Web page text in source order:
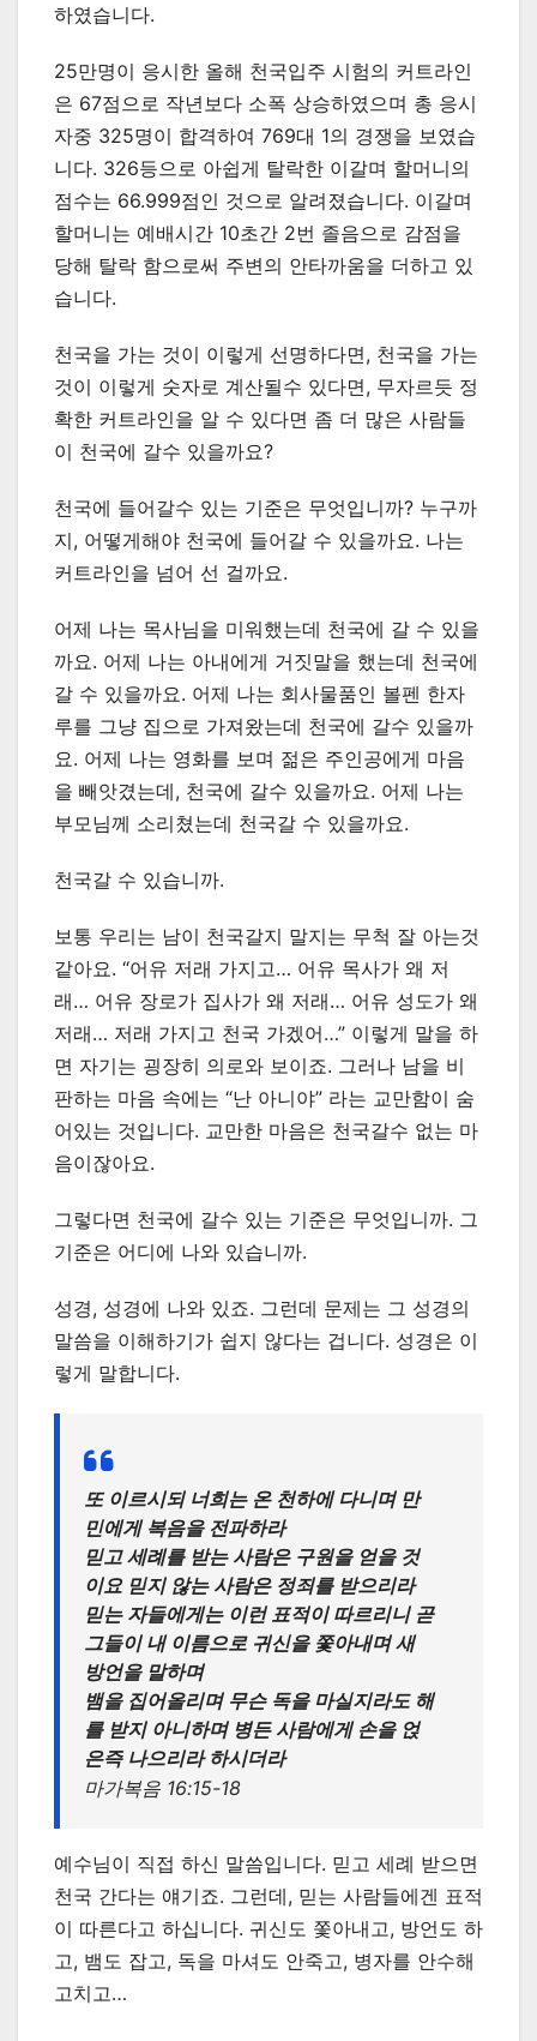
하였습니다.
25만명이 응시한 올해 천국입주 시험의 커트라인
은 67점으로 작년보다 소폭 상승하였으며 총 응시
자중 325명이 합격하여 769대 1의 경쟁을 보였습
니다. 326등으로 아쉽게 탈락한 이갈며 할머니의
점수는 66.999점인 것으로 알려졌습니다. 이갈며
할머니는 예배시간 10초간 2번 졸음으로 감점을
당해 탈락 함으로써 주변의 안타까움을 더하고 있
습니다.
천국을 가는 것이 이렇게 선명하다면, 천국을 가는
것이 이렇게 숫자로 계산될수 있다면, 무자르듯 정
확한 커트라인을 알 수 있다면 좀 더 많은 사람들
이 천국에 갈수 있을까요?
천국에 들어갈수 있는 기준은 무엇입니까? 누구까
지, 어떻게해야 천국에 들어갈 수 있을까요. 나는
커트라인을 넘어 선 걸까요.
어제 나는 목사님을 미워했는데 천국에 갈 수 있을
까요. 어제 나는 아내에게 거짓말을 했는데 천국에
갈 수 있을까요. 어제 나는 회사물품인 볼펜 한자
루를 그냥 집으로 가져왔는데 천국에 갈수 있을까
요. 어제 나는 영화를 보며 젊은 주인공에게 마음
을 빼앗겼는데, 천국에 갈수 있을까요. 어제 나는
부모님께 소리쳤는데 천국갈 수 있을까요.
천국갈 수 있습니까.
보통 우리는 남이 천국갈지 말지는 무척 잘 아는것
같아요. “어유 저래 가지고… 어유 목사가 왜 저
래… 어유 장로가 집사가 왜 저래… 어유 성도가 왜
저래… 저래 가지고 천국 가겠어…” 이렇게 말을 하
면 자기는 굉장히 의로와 보이죠. 그러나 남을 비
판하는 마음 속에는 “난 아니야” 라는 교만함이 숨
어있는 것입니다. 교만한 마음은 천국갈수 없는 마
음이잖아요.
그렇다면 천국에 갈수 있는 기준은 무엇입니까. 그
기준은 어디에 나와 있습니까.
성경, 성경에 나와 있죠. 그런데 문제는 그 성경의
말씀을 이해하기가 쉽지 않다는 겁니다. 성경은 이
렇게 말합니다.
또 이르시되 너희는 온 천하에 다니며 만
민에게 복음을 전파하라
믿고 세례를 받는 사람은 구원을 얻을 것
이요 믿지 않는 사람은 정죄를 받으리라
믿는 자들에게는 이런 표적이 따르리니 곧
그들이 내 이름으로 귀신을 쫓아내며 새
방언을 말하며
뱀을 집어올리며 무슨 독을 마실지라도 해
를 받지 아니하며 병든 사람에게 손을 얹
은즉 나으리라 하시더라
마가복음 16:15-18
예수님이 직접 하신 말씀입니다. 믿고 세례 받으면
천국 간다는 얘기죠. 그런데, 믿는 사람들에겐 표적
이 따른다고 하십니다. 귀신도 쫓아내고, 방언도 하
고, 뱀도 잡고, 독을 마셔도 안죽고, 병자를 안수해
고치고…